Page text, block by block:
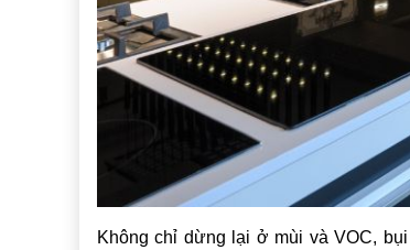
Không chỉ dừng lại ở mùi và VOC,